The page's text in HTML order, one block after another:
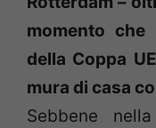
momento
della Coppa
mura di casa
Sebbene